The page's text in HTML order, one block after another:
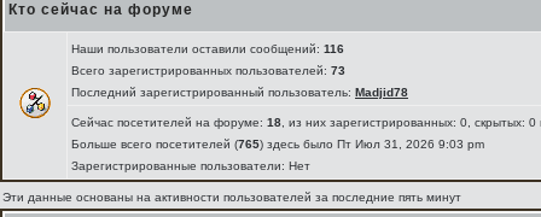
Кто сейчас на форуме
Наши пользователи оставили сообщений: 116
Всего зарегистрированных пользователей: 73
Последний зарегистрированный пользователь: Madjid78
Сейчас посетителей на форуме: 18 , из них зарегистрированных: 0, скрытых:
Больше всего посетителей (765) здесь было Пт Июл 31, 2026 9:03 pm
Зарегистрированные пользователи: Нет
Эти данные основаны на активности пользователей за последние пять минут